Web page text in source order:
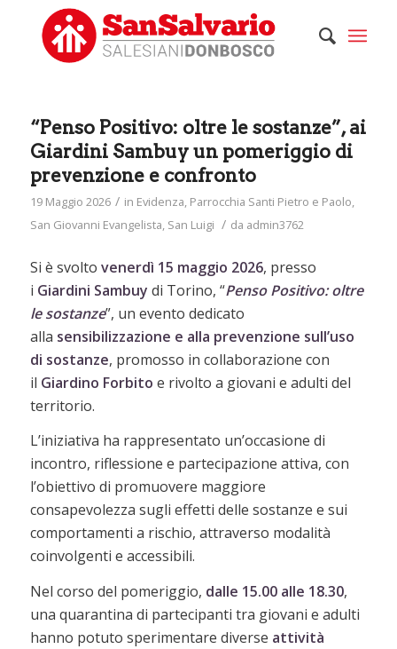
“Penso Positivo: oltre le sostanze”, ai
Giardini Sambuy un pomeriggio di
prevenzione e confronto
19 Maggio 2026 / in Evidenza, Parrocchia Santi Pietro e Paolo,
San Giovanni Evangelista, San Luigi / da admin3762
Si è svolto venerdì 15 maggio 2026, presso
i Giardini Sambuy di Torino, “Penso Positivo: oltre
le sostanze”, un evento dedicato
alla sensibilizzazione e alla prevenzione sull’uso
di sostanze, promosso in collaborazione con
il Giardino Forbito e rivolto a giovani e adulti del
territorio.
L’iniziativa ha rappresentato un’occasione di
incontro, riflessione e partecipazione attiva, con
l’obiettivo di promuovere maggiore
consapevolezza sugli effetti delle sostanze e sui
comportamenti a rischio, attraverso modalità
coinvolgenti e accessibili.
Nel corso del pomeriggio, dalle 15.00 alle 18.30,
una quarantina di partecipanti tra giovani e adulti
hanno potuto sperimentare diverse attività